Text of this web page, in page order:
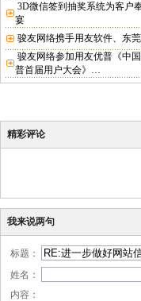
3D微信签到抽奖系统为客户
宴
骏友网络携手用友软件、东
骏友网络参加用友优普《中
普首届用户大会》…
精彩评论
我来说两句
标题：
姓名：
内容：